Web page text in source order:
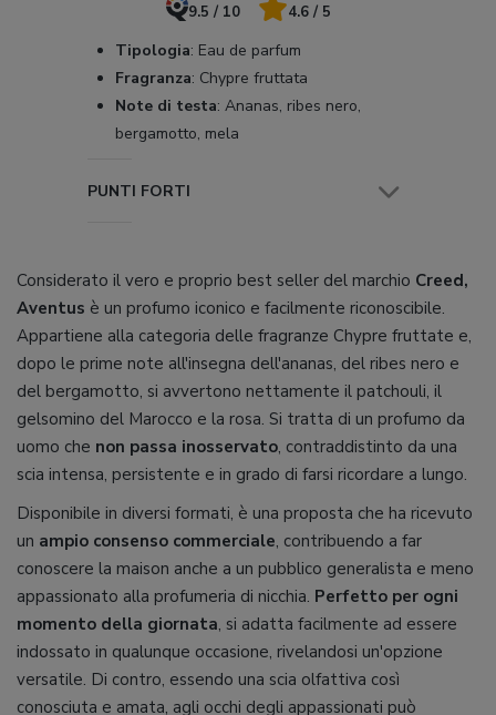
9.5 / 10 4.6 / 5
Tipologia: Eau de parfum
Fragranza: Chypre fruttata
Note di testa: Ananas, ribes nero,
bergamotto, mela
PUNTI FORTI
Considerato il vero e proprio best seller del marchio Creed,
Aventus è un profumo iconico e facilmente riconoscibile.
Appartiene alla categoria delle fragranze Chypre fruttate e,
dopo le prime note all'insegna dell'ananas, del ribes nero e
del bergamotto, si avvertono nettamente il patchouli, il
gelsomino del Marocco e la rosa. Si tratta di un profumo da
uomo che non passa inosservato, contraddistinto da una
scia intensa, persistente e in grado di farsi ricordare a lungo.
Disponibile in diversi formati, è una proposta che ha ricevuto
un ampio consenso commerciale, contribuendo a far
conoscere la maison anche a un pubblico generalista e meno
appassionato alla profumeria di nicchia. Perfetto per ogni
momento della giornata, si adatta facilmente ad essere
indossato in qualunque occasione, rivelandosi un'opzione
versatile. Di contro, essendo una scia olfattiva così
conosciuta e amata, agli occhi degli appassionati può